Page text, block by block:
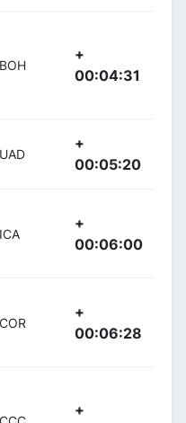
BOH
+
00:04:31
UAD
+
00:05:20
ICA
+
00:06:00
COR
+
00:06:28
+